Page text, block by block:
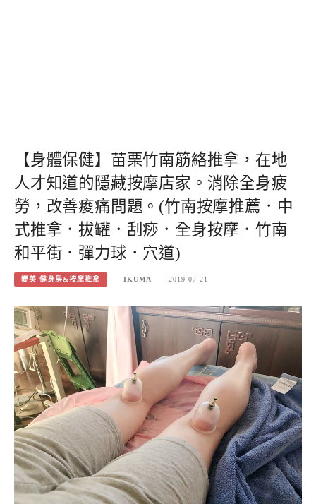
【身體保健】苗栗竹南筋絡推拿，在地
人才知道的隱藏按摩店家。消除全身疲
勞，改善痠痛問題。(竹南按摩推薦．中
式推拿．拔罐．刮痧．全身按摩．竹南
和平街．彈力球．穴道)
變美-健身房&按摩推拿 IKUMA 2019-07-21